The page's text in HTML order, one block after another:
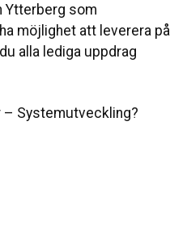
Ytterberg som
möjlighet att leverera på
alla lediga uppdrag
– Systemutveckling?